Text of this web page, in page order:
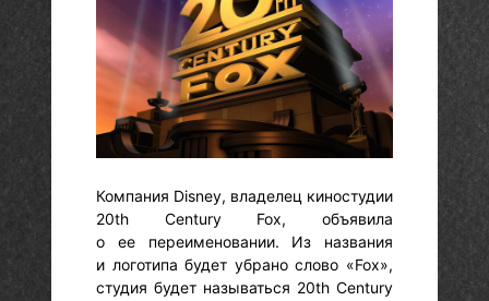
Компания Disney, владелец киностудии
20th Century Fox, объявила
о ее переименовании. Из названия
и логотипа будет убрано слово «Fox»,
студия будет называться 20th Century